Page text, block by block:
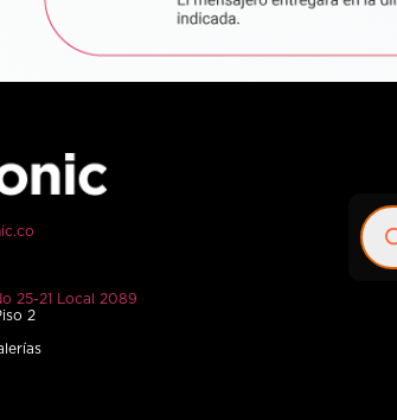
25-21 Local 2089
2